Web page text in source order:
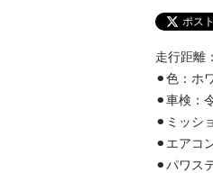
ポスト
走行距離
⚫︎色：ホ
⚫︎車検：
⚫︎ミッシ
⚫︎エアコ
⚫︎パワス